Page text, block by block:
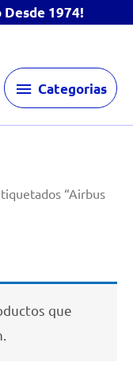
Desde 1974!
Categorias
Categorias
“Airbus
que